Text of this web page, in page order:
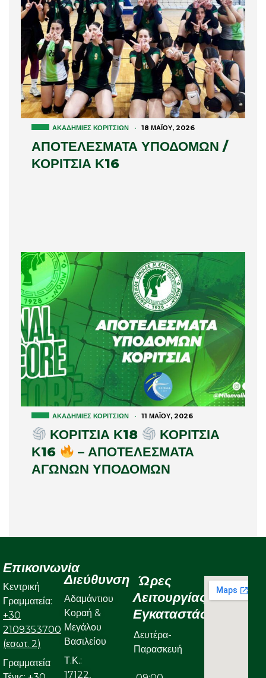
ΑΚΑΔΗΜΊΕΣ ΚΟΡΙΤΣΙΏΝ · 18 ΜΑΪ́ΟΥ, 2026
ΑΠΟΤΕΛΕΣΜΑΤΑ ΥΠΟΔΟΜΩΝ /
ΚΟΡΙΤΣΙΑ Κ16
ΑΚΑΔΗΜΊΕΣ ΚΟΡΙΤΣΙΏΝ · 11 ΜΑΪ́ΟΥ, 2026
ΚΟΡΙΤΣΙΑ Κ18
ΚΟΡΙΤΣΙΑ
Κ16
– ΑΠΟΤΕΛΕΣΜΑΤΑ
ΑΓΩΝΩΝ ΥΠΟΔΟΜΩΝ
Επικοινωνία
Κεντρική
Γραμματεία:
+30
2109353700
(εσωτ. 2)
Γραμματεία
Διεύθυνση
Αδαμάντιου
Κοραή &
Μεγάλου
Βασιλείου
Τ.Κ.:
17122,
Ώρες
Λειτουργίας
Εγκαταστάσεων
Δευτέρα-
Παρασκευή